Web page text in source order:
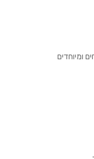
ומיוחדים